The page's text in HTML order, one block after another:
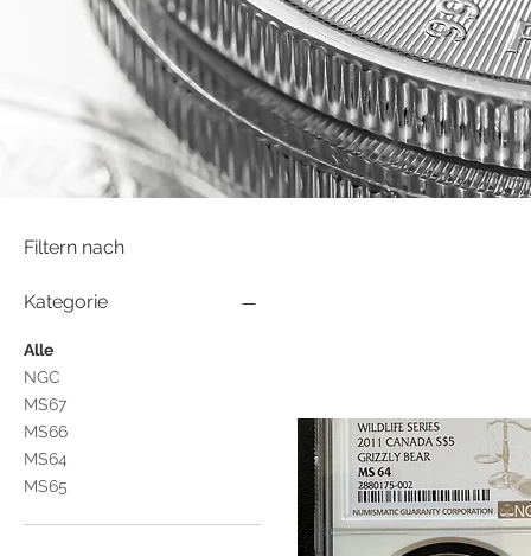
Filtern nach
Kategorie
Alle
NGC
MS67
MS66
MS64
MS65